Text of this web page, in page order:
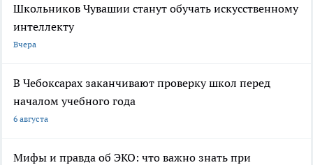
Школьников Чувашии станут обучать искусственному
интеллекту
Вчера
В Чебоксарах заканчивают проверку школ перед
началом учебного года
6 августа
Мифы и правда об ЭКО: что важно знать при